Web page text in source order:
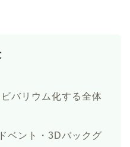
バリウム化する全体
ベント・3Dバックグ